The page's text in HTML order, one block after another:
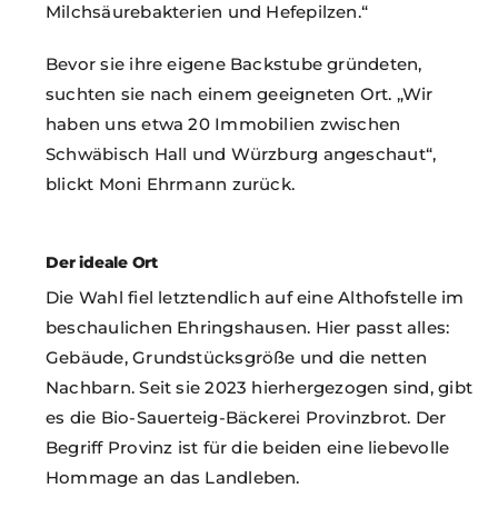
Milchsäurebakterien und Hefepilzen.“
Bevor sie ihre eigene Backstube gründeten,
suchten sie nach einem geeigneten Ort. „Wir
haben uns etwa 20 Immobilien zwischen
Schwäbisch Hall und Würzburg angeschaut“,
blickt Moni Ehrmann zurück.
Der ideale Ort
Die Wahl fiel letztendlich auf eine Althofstelle im
beschaulichen Ehringshausen. Hier passt alles:
Gebäude, Grundstücksgröße und die netten
Nachbarn. Seit sie 2023 hierhergezogen sind, gibt
es die Bio-Sauerteig-Bäckerei Provinzbrot. Der
Begriff Provinz ist für die beiden eine liebevolle
Hommage an das Landleben.